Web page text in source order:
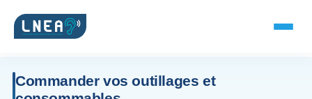
Commander vos outillages et